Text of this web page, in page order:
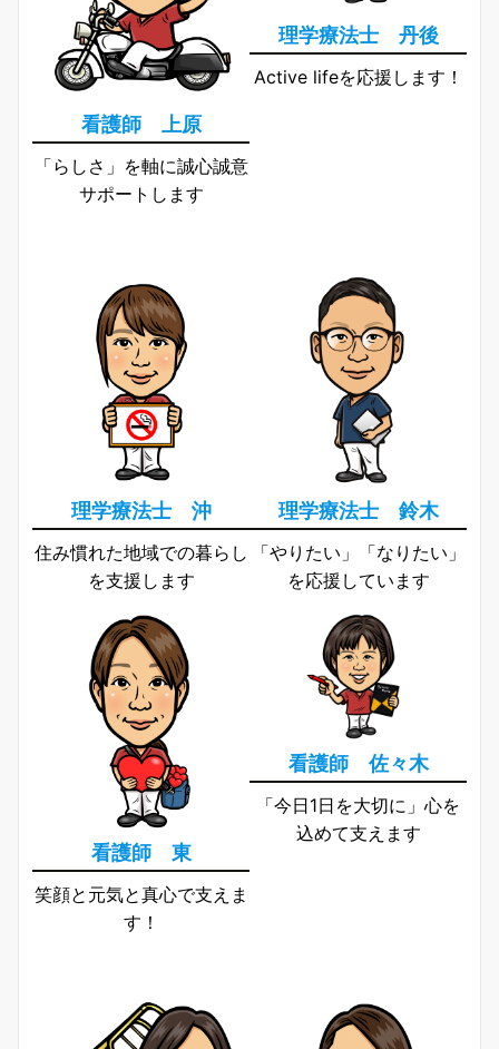
看護師 上原
「らしさ」を軸に誠心誠意
サポートします
理学療法士 丹後
Active lifeを応援します！
理学療法士 沖
住み慣れた地域での暮らし
を支援します
理学療法士 鈴木
「やりたい」「なりたい」
を応援しています
看護師 東
笑顔と元気と真心で支えま
す！
看護師 佐々木
「今日1日を大切に」心を
込めて支えます